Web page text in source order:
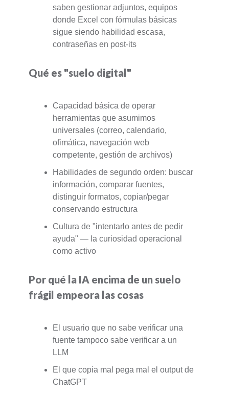
saben gestionar adjuntos, equipos
donde Excel con fórmulas básicas
sigue siendo habilidad escasa,
contraseñas en post-its
Qué es "suelo digital"
Capacidad básica de operar
herramientas que asumimos
universales (correo, calendario,
ofimática, navegación web
competente, gestión de archivos)
Habilidades de segundo orden: buscar
información, comparar fuentes,
distinguir formatos, copiar/pegar
conservando estructura
Cultura de "intentarlo antes de pedir
ayuda" — la curiosidad operacional
como activo
Por qué la IA encima de un suelo
frágil empeora las cosas
El usuario que no sabe verificar una
fuente tampoco sabe verificar a un
LLM
El que copia mal pega mal el output de
ChatGPT